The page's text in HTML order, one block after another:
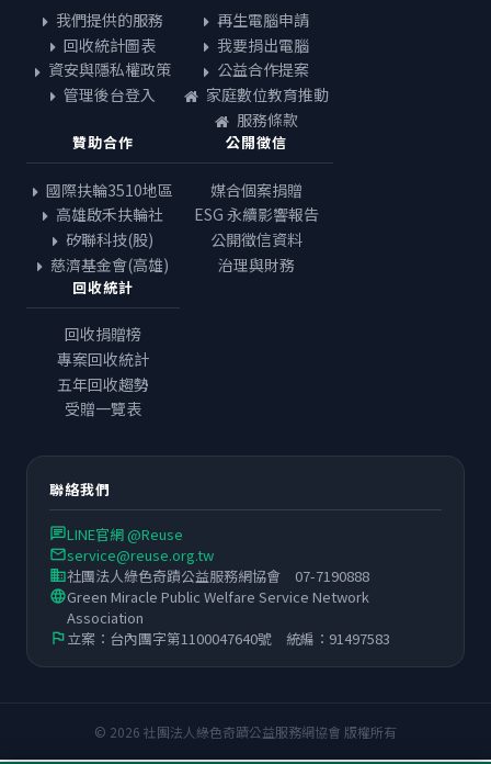
我們提供的服務
回收統計圖表
資安與隱私權政策
管理後台登入
再生電腦申請
我要捐出電腦
公益合作提案
家庭數位教育推動
服務條款
贊助合作
國際扶輪3510地區
高雄啟禾扶輪社
矽聯科技(股)
慈濟基金會(高雄)
公開徵信
媒合個案捐贈
ESG 永續影響報告
公開徵信資料
治理與財務
回收統計
回收捐贈榜
專案回收統計
五年回收趨勢
受贈一覽表
聯絡我們
chatLINE官網 @Reuse
emailservice@reuse.org.tw
business社團法人綠色奇蹟公益服務網協會 07-7190888
languageGreen Miracle Public Welfare Service Network
Association
flag立案：台內團字第1100047640號 統編：91497583
© 2026 社團法人綠色奇蹟公益服務網協會 版權所有